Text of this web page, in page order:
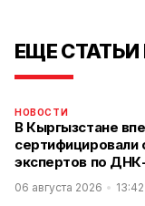
ЕЩЕ СТАТЬИ
НОВОСТИ
В Кыргызстане
сертифицировали
экспертов по
06 августа 2026 13:42